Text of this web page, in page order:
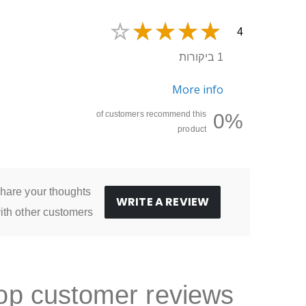
4
1 ביקורות
More info
0%
of customers recommend this
product
WRITE A REVIEW
your thoughts
other customers
customer reviews